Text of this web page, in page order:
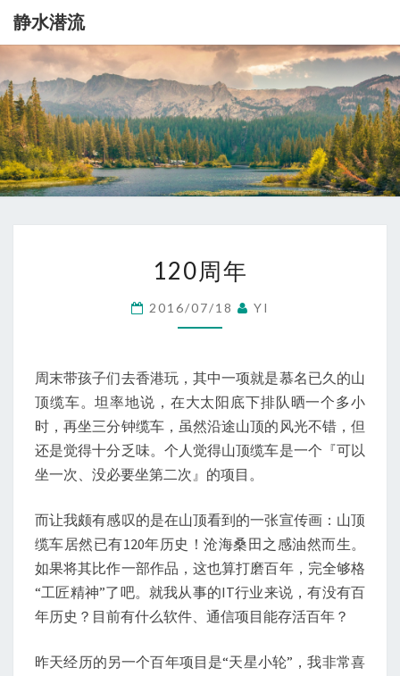
静水潜流
静
水
潜
记
录
一
点
生
活
周
120周年
2016/07/18 YI
周末带孩子们去香港玩，其中一项就是慕名已久的山
顶缆车。坦率地说，在大太阳底下排队晒一个多小
时，再坐三分钟缆车，虽然沿途山顶的风光不错，但
还是觉得十分乏味。个人觉得山顶缆车是一个『可以
坐一次、没必要坐第二次』的项目。
而让我颇有感叹的是在山顶看到的一张宣传画：山顶
缆车居然已有120年历史！沧海桑田之感油然而生。
如果将其比作一部作品，这也算打磨百年，完全够格
“工匠精神”了吧。就我从事的IT行业来说，有没有百
年历史？目前有什么软件、通信项目能存活百年？
昨天经历的另一个百年项目是“天星小轮”，我非常喜